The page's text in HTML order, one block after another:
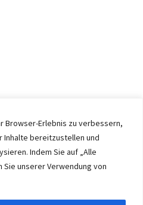
Browser-Erlebnis zu verbessern,
bereitzustellen und
Indem Sie auf „Alle
unserer Verwendung von
member of the ERUON